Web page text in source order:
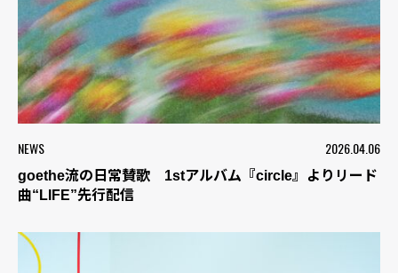
NEWS 2026.04.06
goethe流の日常賛歌 1stアルバム『circle』よりリード
曲“LIFE”先行配信